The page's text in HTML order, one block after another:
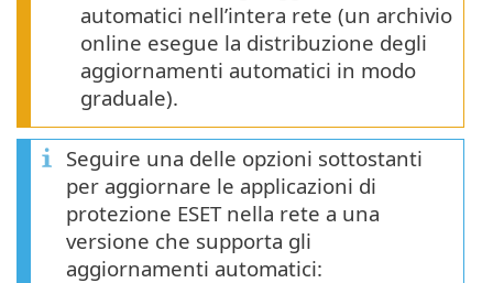
automatici nell’intera rete (un archivio
online esegue la distribuzione degli
aggiornamenti automatici in modo
graduale).
Seguire una delle opzioni sottostanti
per aggiornare le applicazioni di
protezione ESET nella rete a una
versione che supporta gli
aggiornamenti automatici: